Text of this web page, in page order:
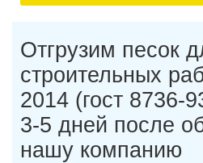
Отгрузим песок
строительных
2014 (гост 8736-
3-5 дней после
нашу компанию